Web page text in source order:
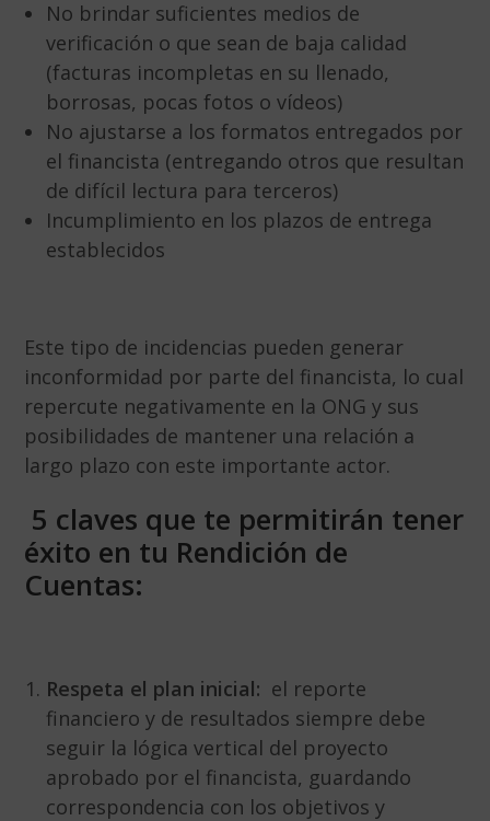
No brindar suficientes medios de
verificación o que sean de baja calidad
(facturas incompletas en su llenado,
borrosas, pocas fotos o vídeos)
No ajustarse a los formatos entregados por
el financista (entregando otros que resultan
de difícil lectura para terceros)
Incumplimiento en los plazos de entrega
establecidos
Este tipo de incidencias pueden generar
inconformidad por parte del financista, lo cual
repercute negativamente en la ONG y sus
posibilidades de mantener una relación a
largo plazo con este importante actor.
5 claves que te permitirán tener
éxito en tu Rendición de
Cuentas:
Respeta el plan inicial: el reporte
financiero y de resultados siempre debe
seguir la lógica vertical del proyecto
aprobado por el financista, guardando
correspondencia con los objetivos y